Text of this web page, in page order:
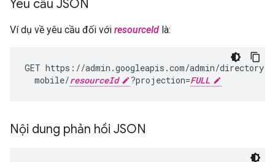
Yêu cầu JSON
Ví dụ về yêu cầu đối với resourceId là:
GET
mobile/resourceId ?projection=FULL
Nội dung phản hồi JSON